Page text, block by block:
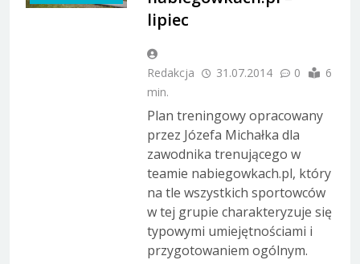
lipiec
Redakcja 31.07.2014 0
6
min.
Plan treningowy opracowany
przez Józefa Michałka dla
zawodnika trenującego w
teamie nabiegowkach.pl, który
na tle wszystkich sportowców
w tej grupie charakteryzuje się
typowymi umiejętnościami i
przygotowaniem ogólnym.